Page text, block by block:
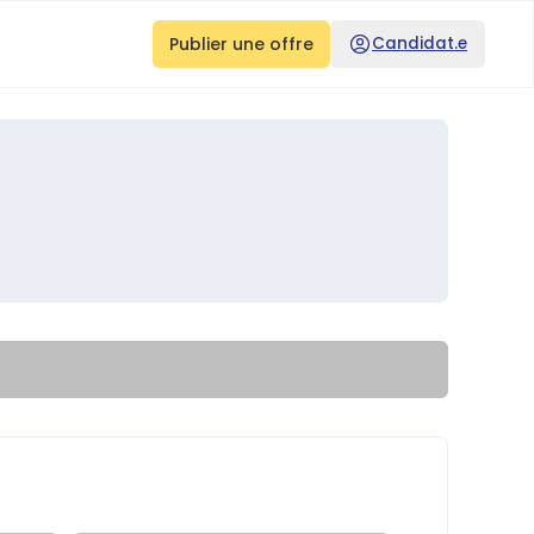
Publier une offre Candidat.e